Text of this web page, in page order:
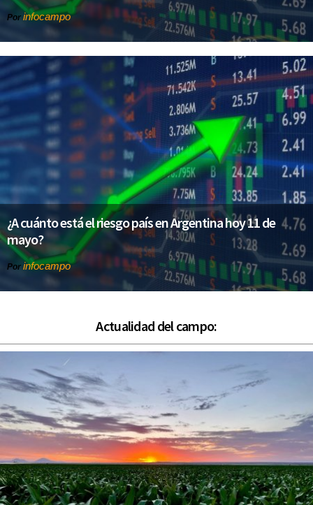
Por infocampo
¿A cuánto está el riesgo país en Argentina hoy 11 de
mayo?
Por infocampo
Actualidad del campo: